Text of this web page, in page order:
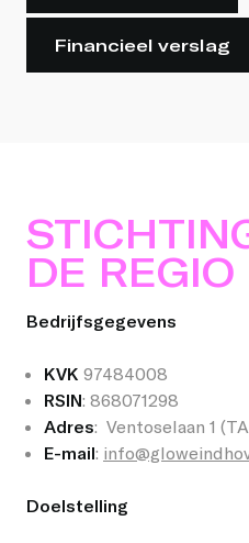
Financieel verslag
DE REGIO
Bedrijfsgegevens
KVK 97484008
RSIN: 868071298
Adres: Ventoselaan 1
E-mail:
Doelstelling